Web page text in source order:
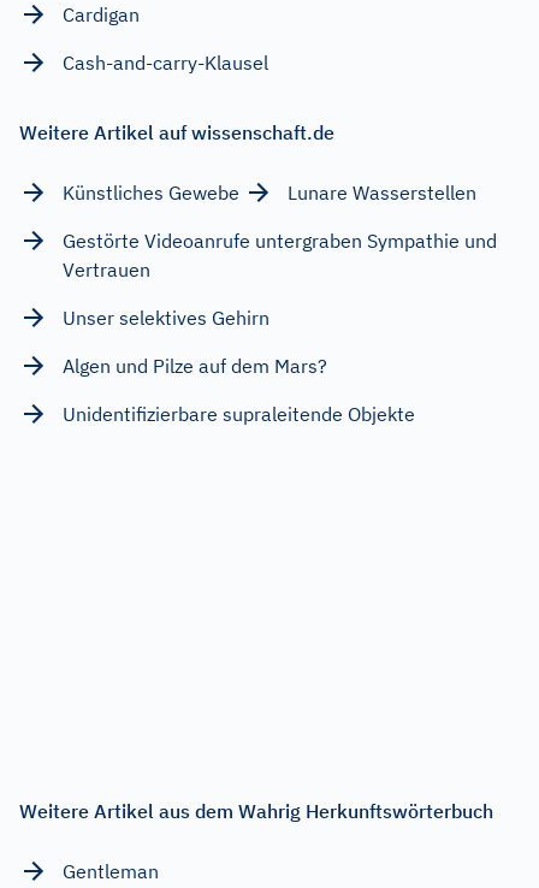
Cardigan
Cash-and-carry-Klausel
Weitere Artikel auf wissenschaft.de
Künstliches Gewebe
Lunare Wasserstellen
Gestörte Videoanrufe untergraben Sympathie und
Vertrauen
Unser selektives Gehirn
Algen und Pilze auf dem Mars?
Unidentifizierbare supraleitende Objekte
Weitere Artikel aus dem Wahrig Herkunftswörterbuch
Gentleman